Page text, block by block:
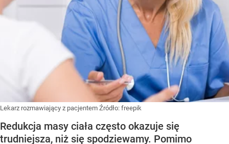
Lekarz rozmawiający z pacjentem Źródło: freepik
Redukcja masy ciała często okazuje się
trudniejsza, niż się spodziewamy. Pomimo